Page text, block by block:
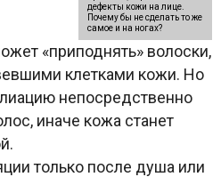
дефекты кожи на лице.
Почему бы не сделать то же
самое и на ногах?
«приподнять» волоски,
клетками кожи. Но
непосредственно
иначе кожа станет
только после душа или